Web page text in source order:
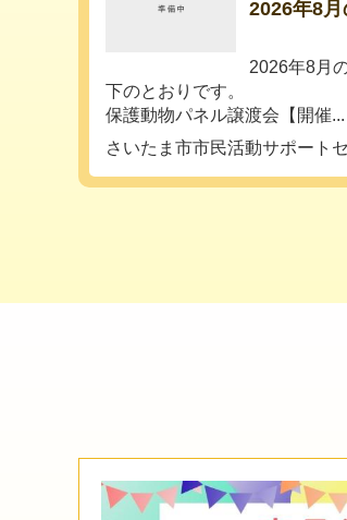
2026年8
2026年8月
下のとおりです。
保護動物パネル譲渡会【開催...
さいたま市市民活動サポート